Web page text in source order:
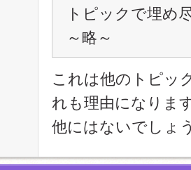
トピックで埋め
～略～
これは他のトピッ
れも理由になりま
他にはないでしょ